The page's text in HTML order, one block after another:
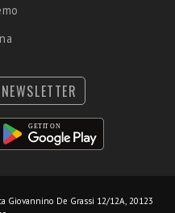
NEWSLETTER
Giovannino De Grassi 12/12A, 20123